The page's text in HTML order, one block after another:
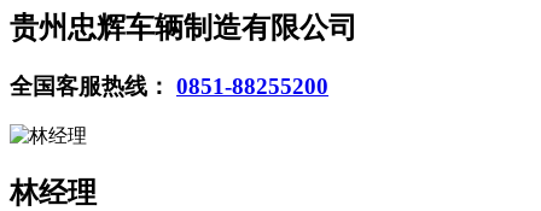
贵州忠辉车辆制造有限公司
全国客服热线： 0851-88255200
林经理